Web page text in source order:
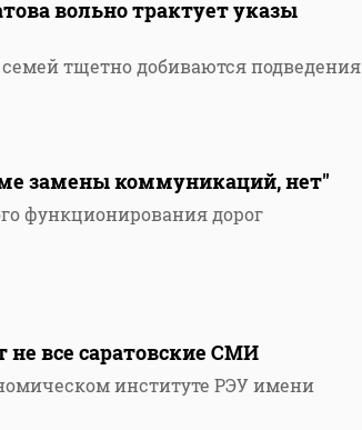
вольно трактует указы
тщетно добиваются подведения
замены коммуникаций, нет"
функционирования дорог
все саратовские СМИ
институте РЭУ имени